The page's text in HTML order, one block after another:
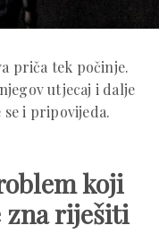
priča tek počinje.
utjecaj i dalje
i pripovijeda.
koji
zna riješiti